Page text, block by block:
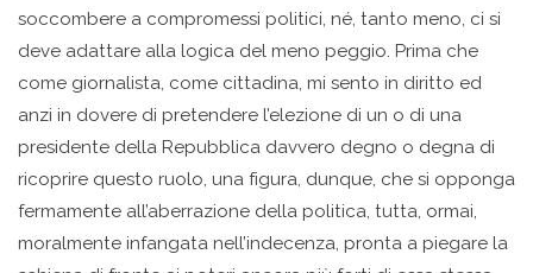
soccombere a compromessi politici, né, tanto meno, ci si
deve adattare alla logica del meno peggio. Prima che
come giornalista, come cittadina, mi sento in diritto ed
anzi in dovere di pretendere l’elezione di un o di una
presidente della Repubblica davvero degno o degna di
ricoprire questo ruolo, una figura, dunque, che si opponga
fermamente all’aberrazione della politica, tutta, ormai,
moralmente infangata nell’indecenza, pronta a piegare la